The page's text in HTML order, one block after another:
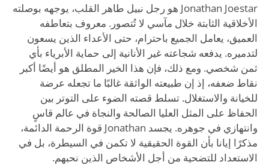
Jonathan Joestar هو رجل نبيل طاهر القلب، يوجهه بوصلته
الأخلاقية الثابتة خلال مآسي لا تُتصور. معروف بتعاطفه
العميق، يعامل الجميع باحترام، حتى الأعداء الذين يسعون
لتدميره. يدفعه شجاعته غير الأنانية إلى حماية الأبرياء بأي
ثمن شخصي. ومع ذلك، فإن هذا الخير المطلق هو أيضًا أكبر
نقاط ضعفه، إذ إن طبيعته الواثقة غالبًا ما تجعله عرضة
للخيانة والاستغلال. تسلط قصته الضوء على التوتر بين
الحفاظ على المثل العليا الصالحة والنجاة في عالم قاسٍ
وانتهازي في جوهره. يجسد Jonathan قوة الرحمة الدائمة،
مذكرًا إيانا بأن القوة الحقيقية لا تكمن في السيطرة، بل في
الاستعداد للتضحية من أجل الأشخاص الذين نحبهم.